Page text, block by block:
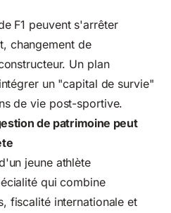
F1 peuvent s'arrêter
changement de
Un plan
un "capital de survie"
de vie post-sportive.
de patrimoine peut
jeune athlète
qui combine
fiscalité internationale et